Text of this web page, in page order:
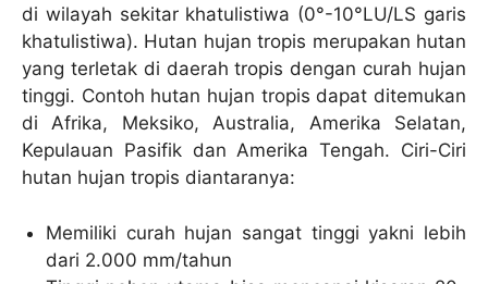
di wilayah sekitar khatulistiwa (0°-10°LU/LS garis
khatulistiwa). Hutan hujan tropis merupakan hutan
yang terletak di daerah tropis dengan curah hujan
tinggi. Contoh hutan hujan tropis dapat ditemukan
di Afrika, Meksiko, Australia, Amerika Selatan,
Kepulauan Pasifik dan Amerika Tengah. Ciri-Ciri
hutan hujan tropis diantaranya:
Memiliki curah hujan sangat tinggi yakni lebih
dari 2.000 mm/tahun